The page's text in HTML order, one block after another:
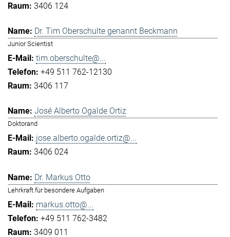
3406 124
Dr. Tim Oberschulte genannt Beckmann
Junior Scientist
tim.oberschulte@...
+49 511 762-12130
3406 117
José Alberto Ogalde Ortiz
Doktorand
jose.alberto.ogalde.ortiz@...
3406 024
Dr. Markus Otto
Lehrkraft für besondere Aufgaben
markus.otto@...
+49 511 762-3482
3409 011